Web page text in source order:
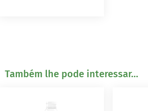
Também lhe pode interessar...